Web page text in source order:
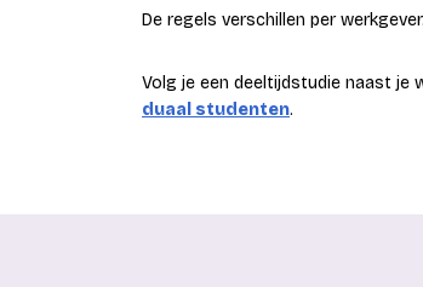
De regels verschillen per
Volg je een deeltijdstudie naast je
duaal studenten.